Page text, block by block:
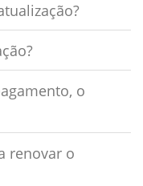
o
renovar o